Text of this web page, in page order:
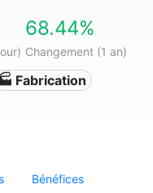
68.44%
Changement (1 an)
🏭 Fabrication
Bénéfices